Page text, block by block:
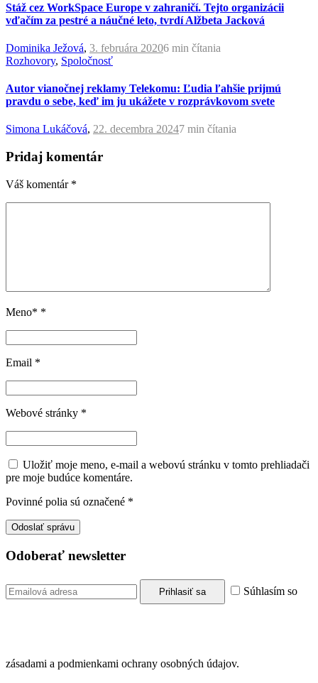
Stáž cez WorkSpace Europe v zahraničí. Tejto organizácii
vďačím za pestré a náučné leto, tvrdí Alžbeta Jacková
Dominika Ježová, 3. februára 20206 min čítania
Rozhovory, Spoločnosť
Autor vianočnej reklamy Telekomu: Ľudia ľahšie prijmú
pravdu o sebe, keď im ju ukážete v rozprávkovom svete
Simona Lukáčová, 22. decembra 20247 min čítania
Pridaj komentár
Váš komentár *
Meno* *
Email *
Webové stránky *
Uložiť moje meno, e-mail a webovú stránku v tomto prehliadači
pre moje budúce komentáre.
Povinné polia sú označené *
Odoberať newsletter
Súhlasím so
zásadami a podmienkami ochrany osobných údajov.